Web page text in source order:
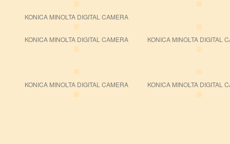
KONICA MINOLTA DIGITAL CAMERA
KONICA MINOLTA DIGITAL CAMERA KONICA MINOLTA DIGITAL
KONICA MINOLTA DIGITAL CAMERA KONICA MINOLTA DIGITAL